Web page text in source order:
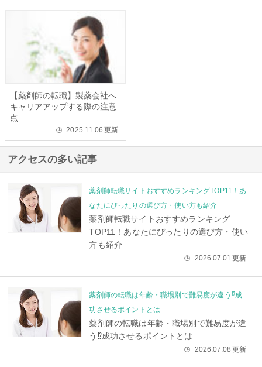
【薬剤師の転職】製薬会社へ
キャリアアップする際の注意
点
🕒 2025.11.06 更新
アクセスの多い記事
薬剤師転職サイトおすすめランキングTOP11！あ
なたにぴったりの選び方・使い方も紹介
薬剤師転職サイトおすすめランキング
TOP11！あなたにぴったりの選び方・使い
方も紹介
🕒 2026.07.01 更新
薬剤師の転職は年齢・職場別で難易度が違う⁉成
功させるポイントとは
薬剤師の転職は年齢・職場別で難易度が違
う⁉成功させるポイントとは
🕒 2026.07.08 更新